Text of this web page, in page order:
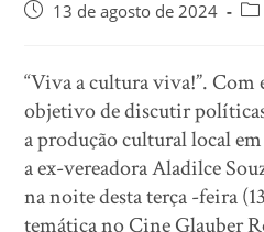
13 de agosto de 2024
“Viva a cultura viva!”. Com
objetivo de discutir
a produção cultural local
a ex-vereadora Aladilce
na noite desta terça -feira
temática no Cine Glauber